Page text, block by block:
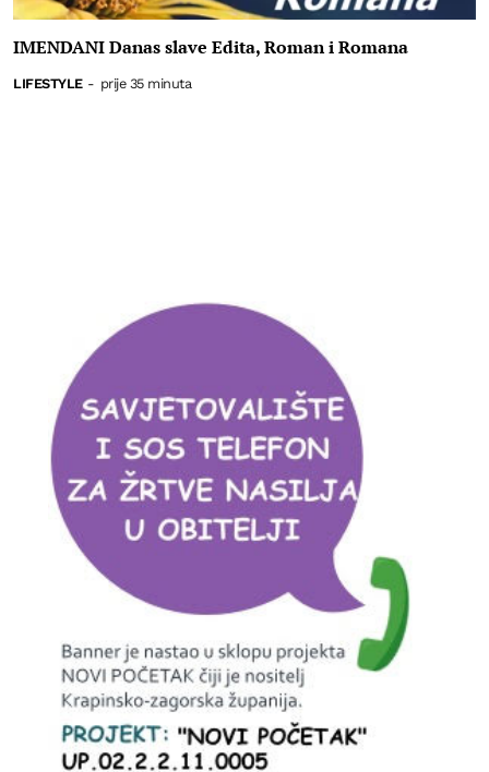
IMENDANI Danas slave Edita, Roman i Romana
LIFESTYLE - prije 35 minuta